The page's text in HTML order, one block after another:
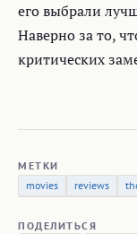
его выбрали
Наверно за то,
критических
МЕТКИ
movies
reviews
ПОДЕЛИТЬСЯ